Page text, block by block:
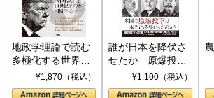
地政学理論で読む
多極化する世界：
トランプとBRICS
の挑戦
¥1,870（税込）
誰が日本を降伏さ
せたか 原爆投
下、ソ連参戦、そ
して聖断 (PHP新
¥1,100（税込）